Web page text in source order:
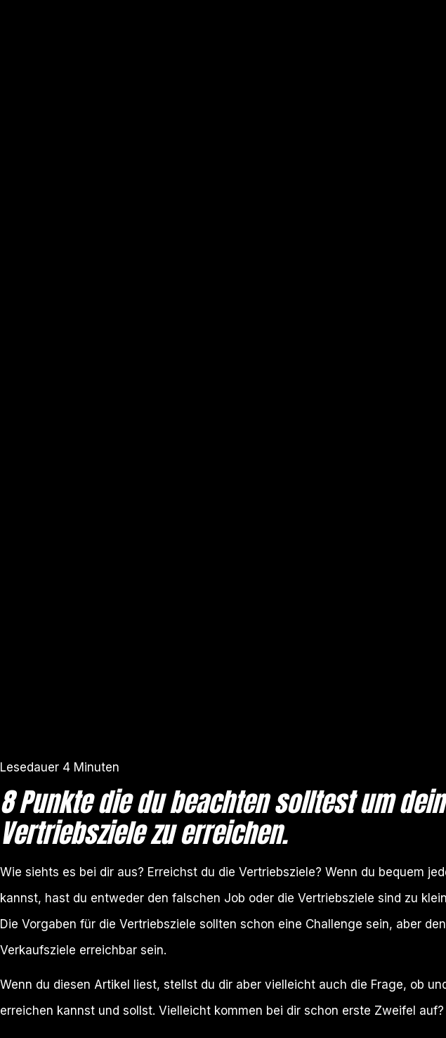
Lesedauer 4 Minuten
8 Punkte die du beachten solltest um
Vertriebsziele zu erreichen.
Wie siehts es bei dir aus? Erreichst du die Vertriebsziele? Wenn du bequem
kannst, hast du entweder den falschen Job oder die Vertriebsziele sind zu
Die Vorgaben für die Vertriebsziele sollten schon eine Challenge sein, aber
Verkaufsziele erreichbar sein.
Wenn du diesen Artikel liest, stellst du dir aber vielleicht auch die Frage, ob
erreichen kannst und sollst. Vielleicht kommen bei dir schon erste Zweifel auf?